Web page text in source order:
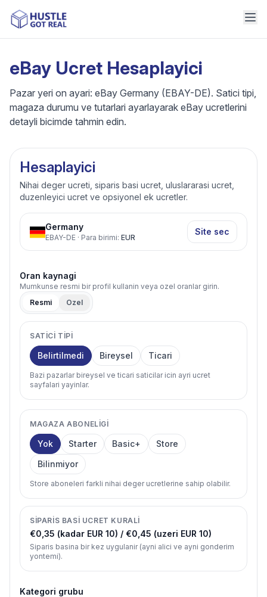
eBay Ucret Hesaplayici
Pazar yeri on ayari: eBay Germany (EBAY-DE). Satici tipi,
magaza durumu ve tutarlari ayarlayarak eBay ucretlerini
detayli bicimde tahmin edin.
Hesaplayici
Nihai deger ucreti, siparis basi ucret, uluslararasi ucret,
duzenleyici ucret ve opsiyonel ek ucretler.
Germany
EBAY-DE· Para birimi: EUR
Site sec
Oran kaynagi
Mumkunse resmi bir profil kullanin veya ozel oranlar girin.
Resmi
Ozel
SATICI TIPI
Belirtilmedi Bireysel Ticari
Bazi pazarlar bireysel ve ticari saticilar icin ayri ucret
sayfalari yayinlar.
MAGAZA ABONELIGI
Yok Starter Basic+
Store
Bilinmiyor
Store aboneleri farkli nihai deger ucretlerine sahip olabilir.
SIPARIS BASI UCRET KURALI
€0,35 (kadar EUR 10) / €0,45 (uzeri EUR 10)
Siparis basina bir kez uygulanir (ayni alici ve ayni gonderim
yontemi).
Kategori grubu